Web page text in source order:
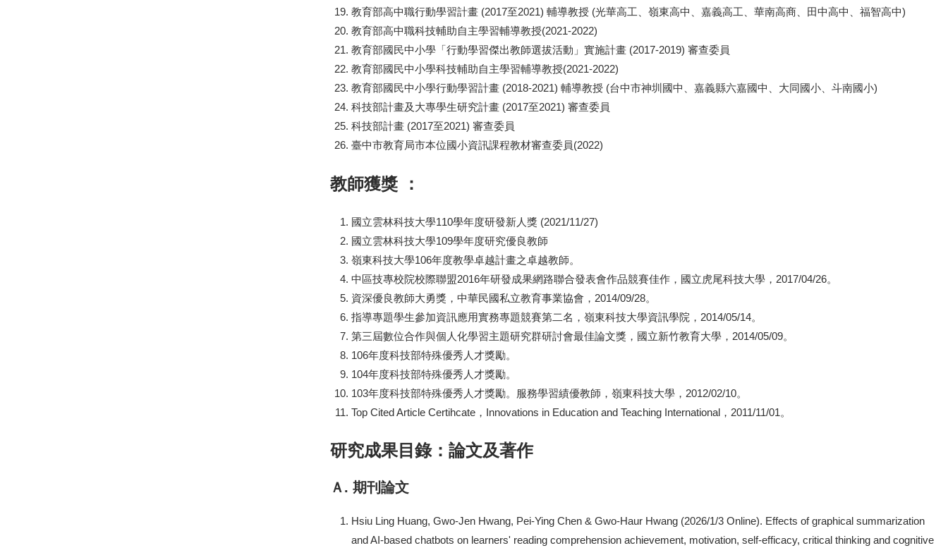
教育部高中職行動學習計畫 (2017至2021) 輔導教授 (光華高工、嶺東高中、嘉義高工、華南高商、田中高中、福智高中)
教育部高中職科技輔助自主學習輔導教授(2021-2022)
教育部國民中小學「行動學習傑出教師選拔活動」實施計畫 (2017-2019) 審查委員
教育部國民中小學科技輔助自主學習輔導教授(2021-2022)
教育部國民中小學行動學習計畫 (2018-2021) 輔導教授 (台中市神圳國中、嘉義縣六嘉國中、大同國小、斗南國小)
科技部計畫及大專學生研究計畫 (2017至2021) 審查委員
科技部計畫 (2017至2021) 審查委員
臺中市教育局市本位國小資訊課程教材審查委員(2022)
教師獲獎 ：
國立雲林科技大學110學年度研發新人獎 (2021/11/27)
國立雲林科技大學109學年度研究優良教師
嶺東科技大學106年度教學卓越計畫之卓越教師。
中區技專校院校際聯盟2016年研發成果網路聯合發表會作品競賽佳作，國立虎尾科技大學，2017/04/26。
資深優良教師大勇獎，中華民國私立教育事業協會，2014/09/28。
指導專題學生參加資訊應用實務專題競賽第二名，嶺東科技大學資訊學院，2014/05/14。
第三屆數位合作與個人化學習主題研究群研討會最佳論文獎，國立新竹教育大學，2014/05/09。
106年度科技部特殊優秀人才獎勵。
104年度科技部特殊優秀人才獎勵。
103年度科技部特殊優秀人才獎勵。服務學習績優教師，嶺東科技大學，2012/02/10。
Top Cited Article Certihcate，Innovations in Education and Teaching International，2011/11/01。
研究成果目錄：論文及著作
Ａ. 期刊論文
Hsiu Ling Huang, Gwo-Jen Hwang, Pei-Ying Chen & Gwo-Haur Hwang (2026/1/3 Online). Effects of graphical summarization
and AI-based chatbots on learners' reading comprehension achievement, motivation, self-efficacy, critical thinking and cognitive